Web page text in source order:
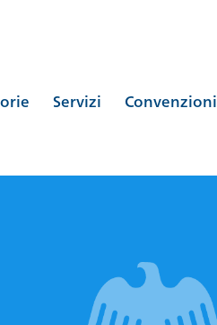
Servizi Convenzioni